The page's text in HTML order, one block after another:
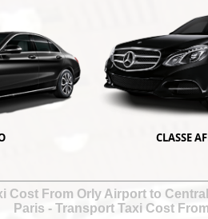
CLASSE
Cost From Orly Airport to
Paris -Transport Taxi Cost